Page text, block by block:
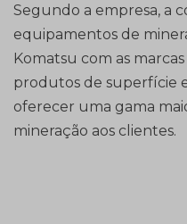
Segundo a empresa, a
equipamentos de
Komatsu com as
produtos de superfície
oferecer uma gama
mineração aos clientes.